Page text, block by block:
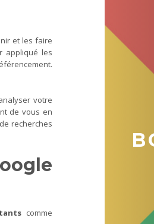
et les faire
appliqué les
votre
de vous en
recherches
comme